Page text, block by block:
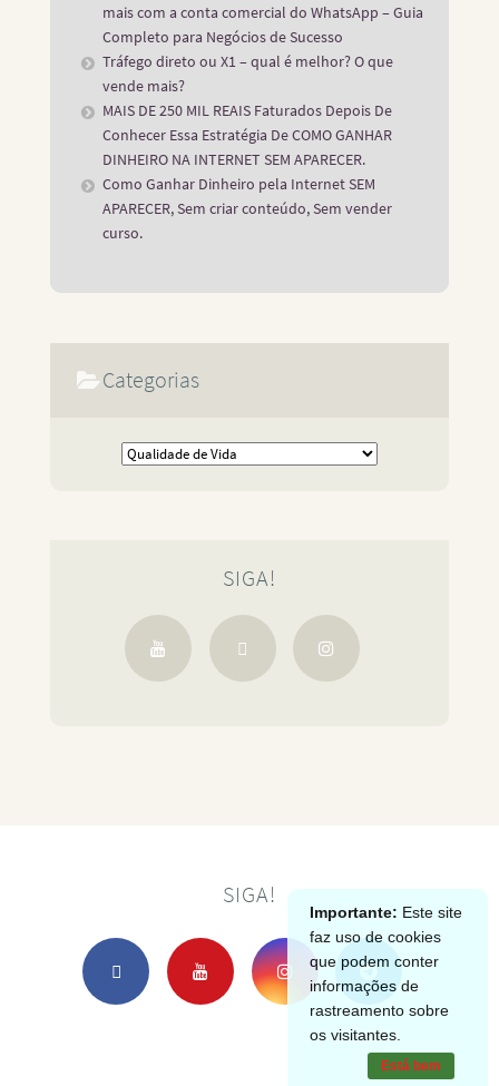
mais com a conta comercial do WhatsApp – Guia
Completo para Negócios de Sucesso
Tráfego direto ou X1 – qual é melhor? O que
vende mais?
MAIS DE 250 MIL REAIS Faturados Depois De
Conhecer Essa Estratégia De COMO GANHAR
DINHEIRO NA INTERNET SEM APARECER.
Como Ganhar Dinheiro pela Internet SEM
APARECER, Sem criar conteúdo, Sem vender
curso.
Categorias
SIGA!
SIGA!
Importante: Este site
faz uso de cookies
que podem conter
informações de
rastreamento sobre
os visitantes.
Está bem